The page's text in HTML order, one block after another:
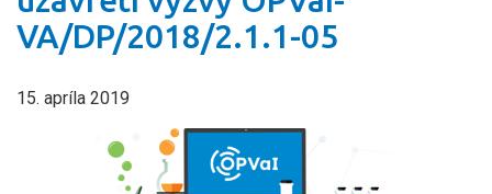
VA/DP/2018/2.1.1-05
15. apríla 2019